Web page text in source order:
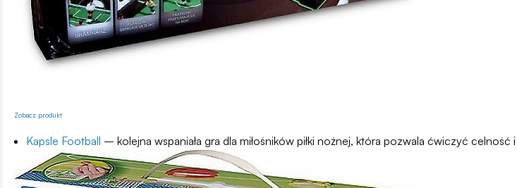
Zobacz produkt
Kapsle Football – kolejna wspaniała gra dla miłośników piłki nożnej, która pozwala ćwiczyć